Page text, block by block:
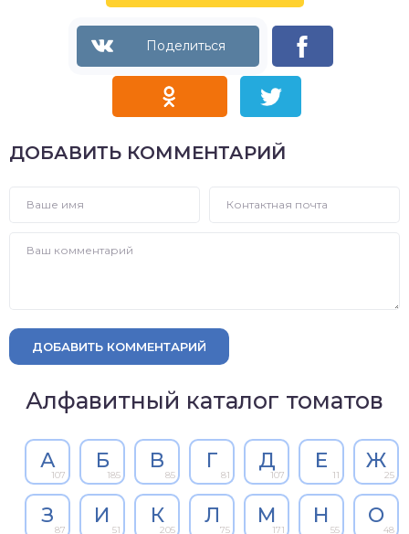
ДОБАВИТЬ КОММЕНТАРИЙ
ДОБАВИТЬ КОММЕНТАРИЙ
Алфавитный каталог томатов
А
107
Б
185
В
85
Г
81
Д
107
Е
11
Ж
25
З
87
И
51
К
205
Л
75
М
171
Н
55
О
48